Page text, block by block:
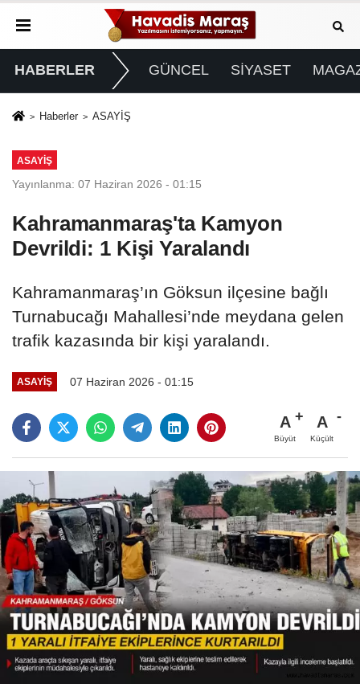
HABERLER GÜNCEL SİYASET
Haberler ASAYİŞ
ASAYİŞ
Yayınlanma: 07 Haziran 2026 - 01:15
Kahramanmaraş'ta Kamyon
Devrildi: 1 Kişi Yaralandı
Kahramanmaraş’ın Göksun ilçesine bağlı
Turnabucağı Mahallesi’nde meydana gelen
trafik kazasında bir kişi yaralandı.
ASAYİŞ 07 Haziran 2026 - 01:15
A
Büyüt
A
Küçült